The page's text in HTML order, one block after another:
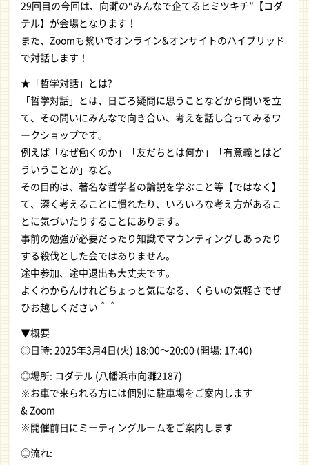
29回目の今回は、向灘の“みんなで企てるヒミツキチ”【コダ
テル】が会場となります！
また、Zoomも繋いでオンライン&オンサイトのハイブリッド
で対話します！
★「哲学対話」とは?
「哲学対話」とは、日ごろ疑問に思うことなどから問いを立
て、その問いにみんなで向き合い、考えを話し合ってみるワ
ークショップです。
例えば「なぜ働くのか」「友だちとは何か」「有意義とはど
ういうことか」など。
その目的は、著名な哲学者の論説を学ぶこと等【ではなく】
て、深く考えることに慣れたり、いろいろな考え方があるこ
とに気づいたりすることにあります。
事前の勉強が必要だったり知識でマウンティングしあったり
する殺伐とした会ではありません。
途中参加、途中退出も大丈夫です。
よくわからんけれどちょっと気になる、くらいの気軽さでぜ
ひお越しください＾＾
▼概要
◎日時: 2025年3月4日(火) 18:00〜20:00 (開場: 17:40)
◎場所: コダテル (八幡浜市向灘2187)
※お車で来られる方には個別に駐車場をご案内します
& Zoom
※開催前日にミーティングルームをご案内します
◎流れ: